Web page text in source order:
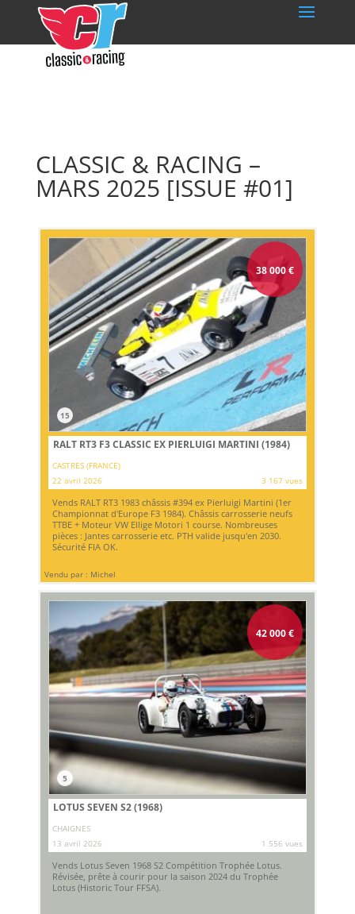
CLASSIC & RACING –
MARS 2025 [ISSUE #01]
38 000€
15
RALT RT3 F3 CLASSIC EX PIERLUIGI MARTINI (1984)
CASTRES (FRANCE)
22 avril 2026
3 167 vues
Vends RALT RT3 1983 châssis #394 ex Pierluigi Martini (1er
Championnat d'Europe F3 1984). Châssis carrosserie neufs
TTBE + Moteur VW Ellige Motori 1 course. Nombreuses
pièces : Jantes carrosserie etc. PTH valide jusqu'en 2030.
Sécurité FIA OK.
Vendu par : Michel
42 000€
5
LOTUS SEVEN S2 (1968)
CHAIGNES
13 avril 2026
1 556 vues
Vends Lotus Seven 1968 S2 Compétition Trophée Lotus.
Révisée, prête à courir pour la saison 2024 du Trophée
Lotus (Historic Tour FFSA).